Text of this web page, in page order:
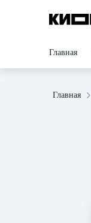
Главная
Главная